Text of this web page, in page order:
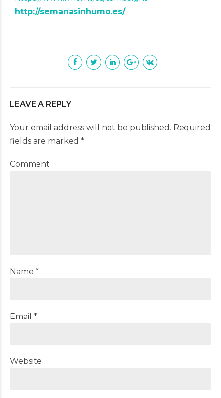
http://semanasinhumo.es/
LEAVE A REPLY
Your email address will not be published. Required
fields are marked *
Comment
Name *
Email *
Website